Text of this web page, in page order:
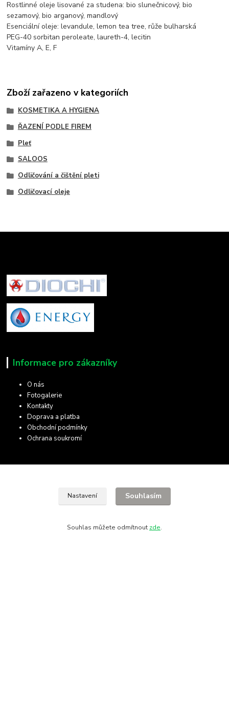
Rostlinné oleje lisované za studena: bio slunečnicový, bio
sezamový, bio arganový, mandlový
Esenciální oleje: levandule, lemon tea tree, růže bulharská
PEG-40 sorbitan peroleate, laureth-4, lecitin
Vitamíny A, E, F
Zboží zařazeno v kategoriích
KOSMETIKA A HYGIENA
ŘAZENÍ PODLE FIREM
Pleť
SALOOS
Odličování a čištění pleti
Odličovací oleje
Informace pro zákazníky
O nás
Fotogalerie
Kontakty
Doprava a platba
Obchodní podmínky
Ochrana soukromí
Olomouc, 772 00
Nastavení Souhlasím
Souhlas můžete odmítnout zde.